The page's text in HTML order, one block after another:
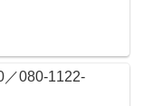
／080-1122-